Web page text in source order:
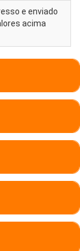
e enviado
acima